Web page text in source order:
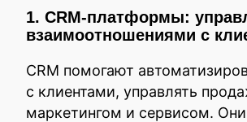
1. CRM-платформы:
взаимоотношениями с
CRM помогают
с клиентами, управлять
маркетингом и сервисом.